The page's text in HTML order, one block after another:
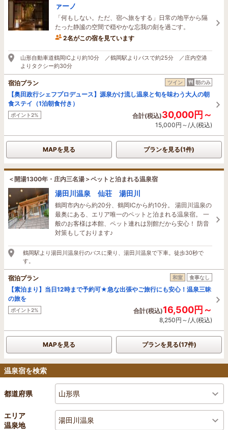
ァーノ
「何もしない。ただ、宿へ旅をする」日常の地平から隔
たった静謐の空間で穏やかな忘我の刻を過ごす。
2名がこの宿を見ています
山形自動車道鶴岡ICより約10分 ／鶴岡駅よりバスで約25分 ／庄内空港
よりタクシー約30分
宿泊プラン ツイン 朝のみ
【奥田政行シェフプロデュース】源泉かけ流し温泉と旬を味わう大人の朝
食ステイ（1泊朝食付き）
ポイント2% 合計(税込)30,000円～
15,000円～/人(税込)
MAPを見る プランを見る(1件)
＜開湯1300年・庄内三名湯＞ペットと泊まれる温泉宿
湯田川温泉 仙荘 湯田川
鶴岡市内から約20分、鶴岡ICから約10分。 湯田川温泉の
最奥にある、エリア唯一のペットと泊まれる温泉宿。 一
般のお客様は本館、ペット連れは別館だから安心！ 防音
対策もしております♪
鶴岡駅より湯田川温泉行のバスに乗り、湯田川温泉で下車。徒歩30秒で
す。
宿泊プラン 和室 食事なし
【素泊まり】当日12時まで予約可★急な出張やご旅行にも安心！温泉三昧
の旅を
ポイント2% 合計(税込)16,500円～
8,250円～/人(税込)
MAPを見る プランを見る(17件)
温泉宿を検索
都道府県 山形県
エリア
温泉地
湯田川温泉